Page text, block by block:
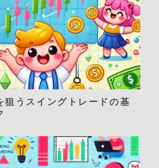
狙うスイングトレードの基